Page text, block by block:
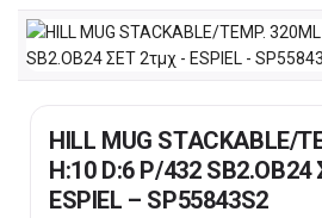
HILL MUG STACKABLE/
H:10 D:6 P/432
ESPIEL – SP55843S2